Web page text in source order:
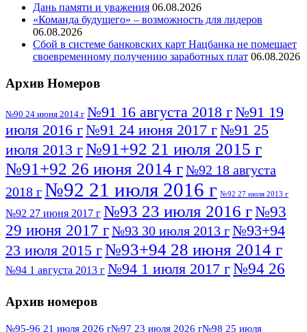
Дань памяти и уважения 06.08.2026
«Команда будущего» – возможность для лидеров
06.08.2026
Сбой в системе банковских карт Нацбанка не помешает
своевременному получению заработных плат 06.08.2026
Архив Номеров
№90 24 июня 2014 г №91 16 августа 2018 г№91 19
июля 2016 г№91 24 июня 2017 г№91 25
июля 2013 г№91+92 21 июля 2015 г
№91+92 26 июня 2014 г№92 18 августа
2018 г№92 21 июля 2016 г №92 27 июля 2013 г
№92 27 июня 2017 г №93 23 июля 2016 г№93
29 июня 2017 г№93 30 июля 2013 г№93+94
23 июля 2015 г№93+94 28 июня 2014 г
№94 1 августа 2013 г №94 1 июля 2017 г№94 26
№95 7 августа 2012 г
№95 28 июля 2016 г№95+96 3 августа
Архив номеров
№95-96 21 июля 2026 г№97 23 июля 2026 г№98 25 июля